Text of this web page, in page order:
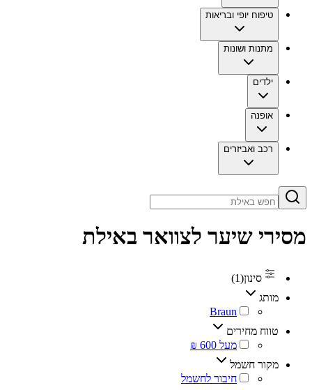
טיפוח יופי ובריאות
מתנות ושונות
ילדים
אופנה
רכב ואביזרים
מסירי שיער ‏לצוואר באילת
סינון(
1
)
מותג
טווח מחירים
‏מעל 600 ₪
מקור חשמל
‏חיבור לחשמל